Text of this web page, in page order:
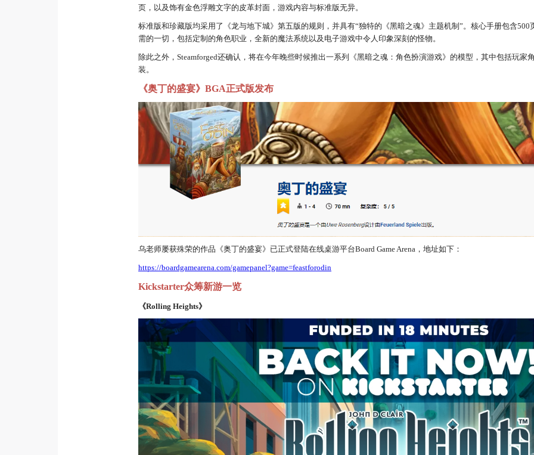
页，以及饰有金色浮雕文字的皮革封面，游戏内容与标准版无异。
标准版和珍藏版均采用了《龙与地下城》第五版的规则，并具有“独特的《黑暗之魂》主题机制”。核心手册包含
需的一切，包括定制的角色职业，全新的魔法系统以及电子游戏中令人印象深刻的怪物。
除此之外，Steamforged还确认，将在今年晚些时候推出一系列《黑暗之魂：角色扮演游戏》的模型，其中包括玩家
装。
《奥丁的盛宴》BGA正式版发布
乌老师屡获殊荣的作品《奥丁的盛宴》已正式登陆在线桌游平台Board Game Arena，地址如下：
https://boardgamearena.com/gamepanel?game=feastforodin
Kickstarter众筹新游一览
《Rolling Heights》